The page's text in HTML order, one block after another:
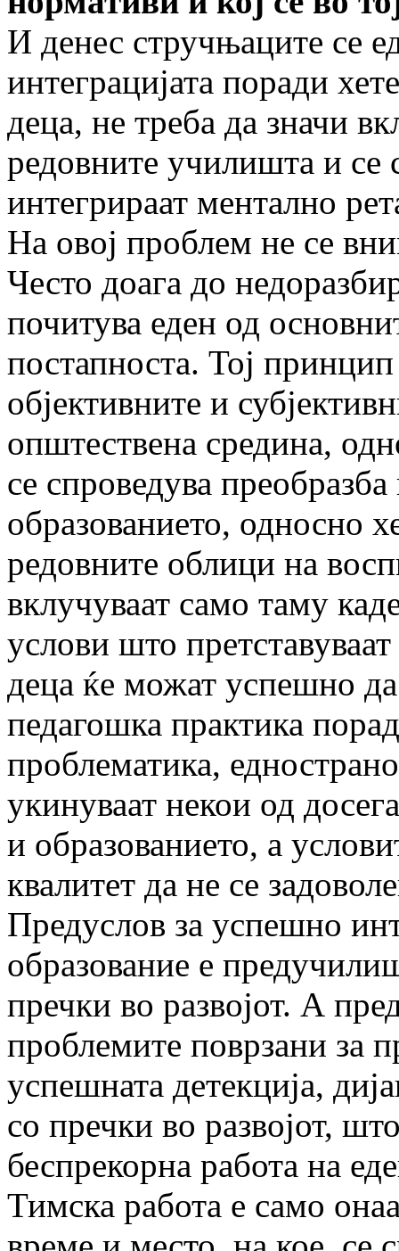
И денес стручњаците се
интеграцијата поради
деца, не треба да значи
редовните училишта и се
интегрираат ментално
На овој проблем не се
Често доага до
почитува еден од
постапноста. Тој
објективните и
општествена средина,
се спроведува
образованието, односно
редовните облици на
вклучуваат само таму
услови што
деца ќе можат успешно
педагошка практика
проблематика,
укинуваат некои од
и образованието, а
квалитет да не се
Предуслов за успешно
образование е
пречки во развојот. А
проблемите поврзани за
успешната детекција,
со пречки во развојот,
беспрекорна работа на
Тимска работа е само